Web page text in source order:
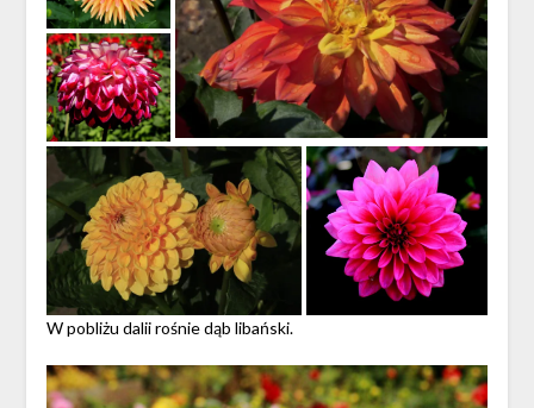
W pobliżu dalii rośnie dąb libański.